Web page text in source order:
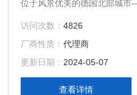
位于风景优美的德国北部城
现业已成为的、历史悠久的专
访问次数：4826
厂商性质：代理商
更新日期： 2024-05-07
查看详情